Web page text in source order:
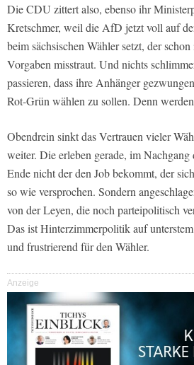
Die CDU zittert also, ebenso ihr
Kretschmer, weil die AfD jetzt voll auf
beim sächsischen Wähler setzt, der
Vorgaben misstraut. Und nichts
passieren, dass ihre Anhänger
Rot-Grün wählen zu sollen. Denn
Obendrein sinkt das Vertrauen vieler
weiter. Die erleben gerade, im Nachgang
Ende nicht der den Job bekommt, der
so wie versprochen. Sondern
von der Leyen, die noch parteipolitisch
Das ist Hinterzimmerpolitik auf
und frustrierend für den Wähler.
Anzeige